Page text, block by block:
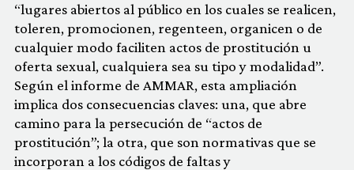
“lugares abiertos al público en los cuales se realicen,
toleren, promocionen, regenteen, organicen o de
cualquier modo faciliten actos de prostitución u
oferta sexual, cualquiera sea su tipo y modalidad”.
Según el informe de AMMAR, esta ampliación
implica dos consecuencias claves: una, que abre
camino para la persecución de “actos de
prostitución”; la otra, que son normativas que se
incorporan a los códigos de faltas y